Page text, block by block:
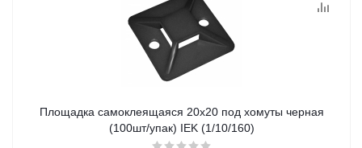
Площадка самоклеящаяся 20х20 под хомуты черная
(100шт/упак) IEK (1/10/160)